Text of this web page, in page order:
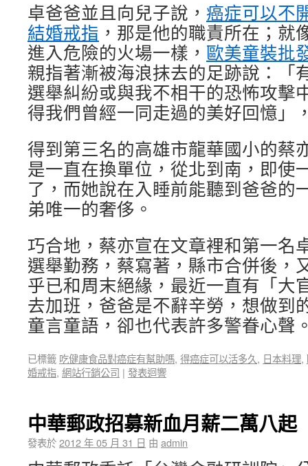
卓爸爸並且向兒子說， 癌症可以不
結婚戒指 ，那是他的職責所在；就
進入危險的火場一樣， 歐美童裝批
親指著漸被海浪抹去的足跡說：「
選舉糾紛或與我不相干的恐怖攻擊
得我們曾經一同走過的美好回憶」
得到第三名的高雄市龍華國小的蔡
是一直在換單位，從北到南，即使
了，而她說在入睡前能聽到爸爸的
弟唯一的奢侈。
巧合地，蔡亦宣在文章裡和第一名
選舉勤務，蔡寫著，縣市合併後，
乎已和周末絕緣，最近一直有「大
去加班，爸爸是不辭辛勞，想做到
童言童語，卻也代表許多警眷心聲
已標籤 吃健康食品對癌症有幫助嗎, 得癌症可以活多久, 日本料理,
婚戒指, 網站行銷公司 | 發表迴響
中華郵政招募新血月薪二萬八起
發表於2012 年 05 月 31 日 由 admin